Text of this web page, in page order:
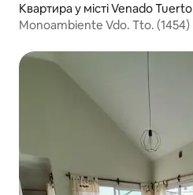
Квартира у місті Venado Tuerto
Monoambiente Vdo. Tto. (1454)